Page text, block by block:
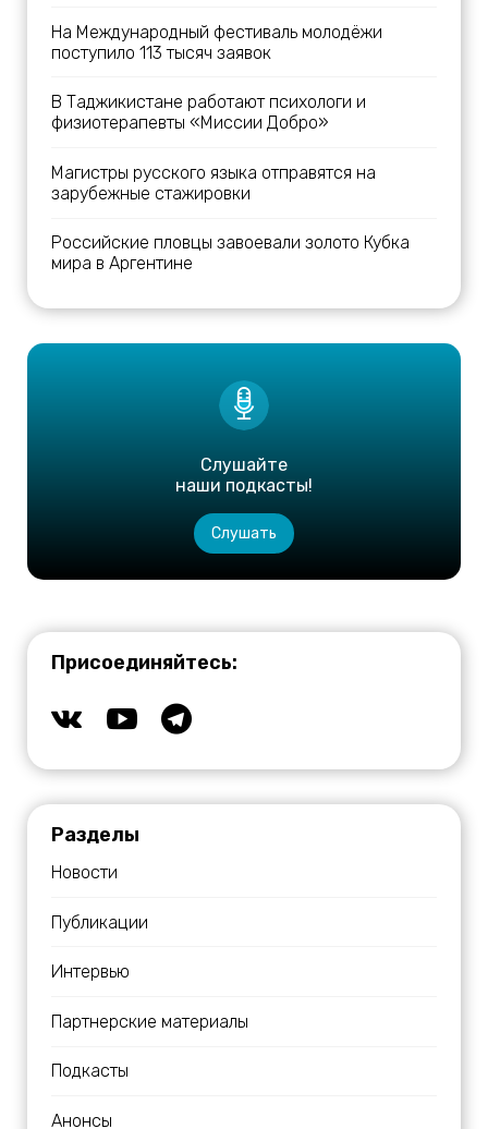
На Международный фестиваль молодёжи
поступило 113 тысяч заявок
В Таджикистане работают психологи и
физиотерапевты «Миссии Добро»
Магистры русского языка отправятся на
зарубежные стажировки
Российские пловцы завоевали золото Кубка
мира в Аргентине
Слушайте
наши подкасты!
Слушать
Присоединяйтесь:
Разделы
Новости
Публикации
Интервью
Партнерские материалы
Подкасты
Анонсы